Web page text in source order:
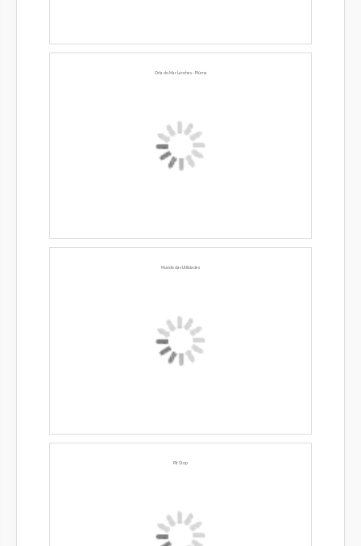
Orla do Mar Lanches - Piúma
Mundo das Utilidades
Pit Stop